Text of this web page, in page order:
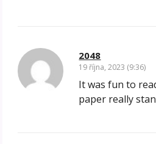
2048
19 října, 2023 (9:36)
It was fun to
paper really